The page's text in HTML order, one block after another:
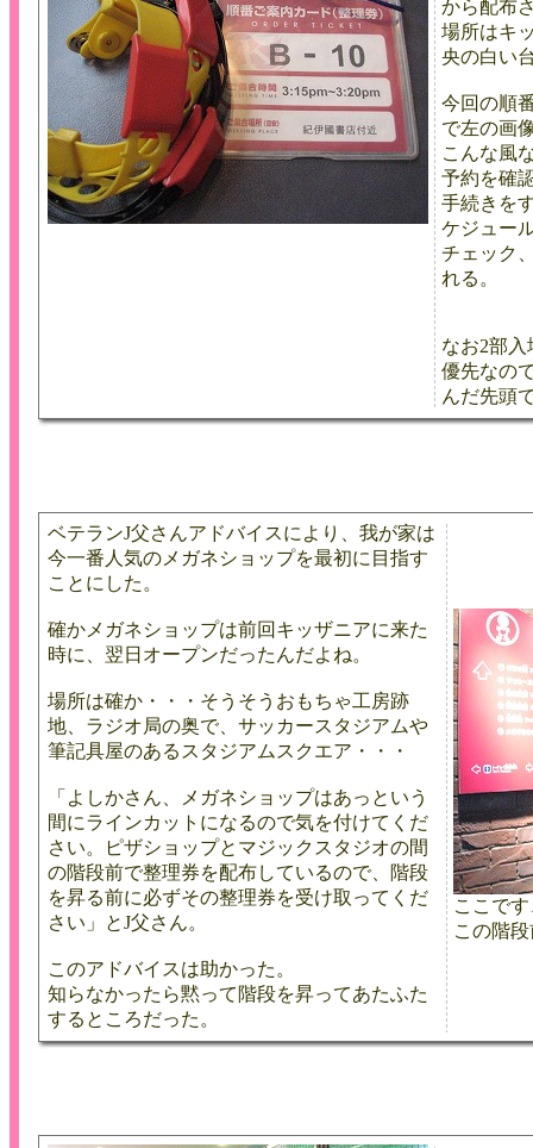
から配布
場所はキ
央の白い
今回の順
で左の画
こんな風
予約を確
手続きを
ケジュー
チェック
れる。
なお2部
優先なの
んだ先頭
ベテランJ父さんアドバイスにより、我が家は
今一番人気のメガネショップを最初に目指す
ことにした。
確かメガネショップは前回キッザニアに来た
時に、翌日オープンだったんだよね。
場所は確か・・・そうそうおもちゃ工房跡
地、ラジオ局の奥で、サッカースタジアムや
筆記具屋のあるスタジアムスクエア・・・
「よしかさん、メガネショップはあっという
間にラインカットになるので気を付けてくだ
さい。ピザショップとマジックスタジオの間
の階段前で整理券を配布しているので、階段
を昇る前に必ずその整理券を受け取ってくだ
さい」とJ父さん。
このアドバイスは助かった。
知らなかったら黙って階段を昇ってあたふた
するところだった。
ここで
この階